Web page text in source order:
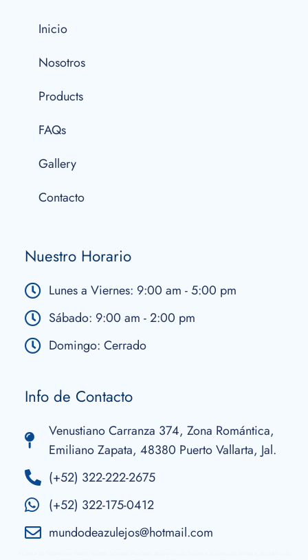
Inicio
Nosotros
Products
FAQs
Gallery
Contacto
Nuestro Horario
Lunes a Viernes: 9:00 am - 5:00 pm
Sábado: 9:00 am - 2:00 pm
Domingo: Cerrado
Info de Contacto
Venustiano Carranza 374, Zona Romántica,
Emiliano Zapata, 48380 Puerto Vallarta, Jal.
(+52) 322-222-2675
(+52) 322-175-0412
mundodeazulejos@hotmail.com